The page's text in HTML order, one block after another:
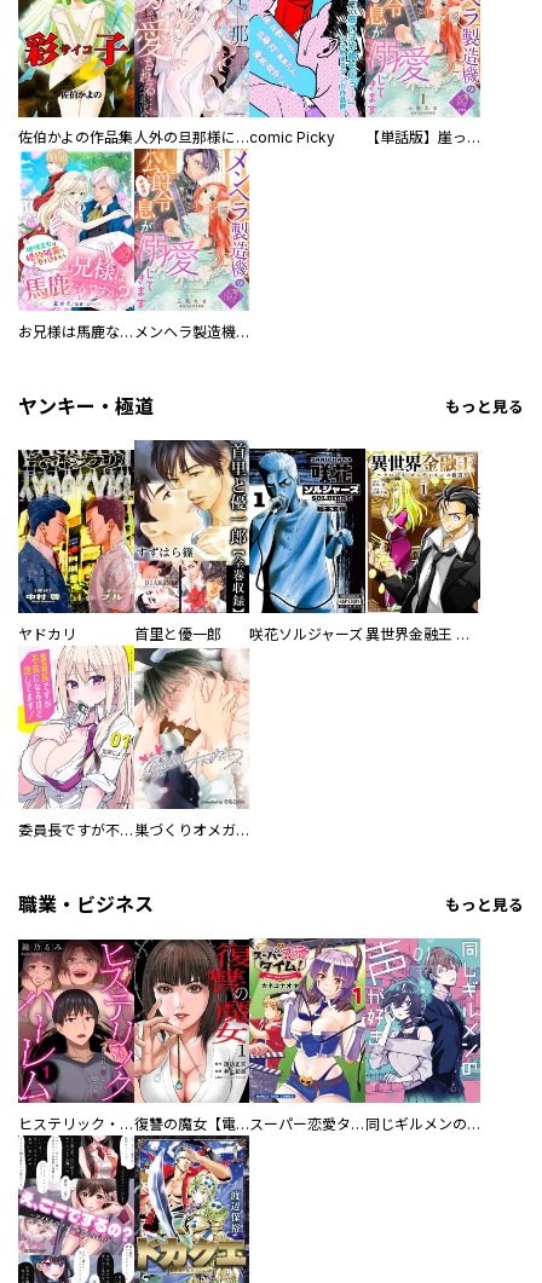
佐伯かよの作品集 人外の旦那様に娶られ毎晩ナカまで愛される…。アンソロジーcomic Picky 【単話版】崖っぷち令嬢ですが、意地と策略で幸せになります！シリーズ
お兄様は馬鹿なんですか？～地味王女は婚約破棄に巻き込まれる～ メンヘラ製造機の公爵令息（過保護）が溺愛してきます
ヤンキー・極道 もっと見る
ヤドカリ 首里と優一郎 咲花ソルジャーズ 異世界金融王 ～クローネ・ゴルディオンの覇道～
委員長ですが不良になるほど恋してます！ 巣づくりオメガバース
職業・ビジネス もっと見る
ヒステリック・ハーレム～搾られる男と堕ちる女～【電子単行本版】 復讐の魔女【電子単行本版】 スーパー恋愛タイム！～現場でドＳな彼女は自宅でデレる～ 同じギルメンの声が好き